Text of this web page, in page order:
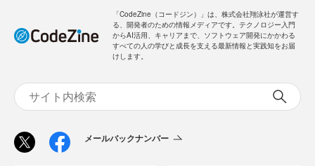
「CodeZine（コードジン）」は、株式会社翔泳社が運営す
る、開発者のための情報メディアです。テクノロジー入門
からAI活用、キャリアまで、ソフトウェア開発にかかわる
すべての人の学びと成長を支える最新情報と実践知をお届
けします。
メールバックナンバー